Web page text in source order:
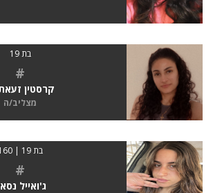
בת 19
#
קרסטין
מצליב/ה
בת 19 | 160
#
ג'ואייל